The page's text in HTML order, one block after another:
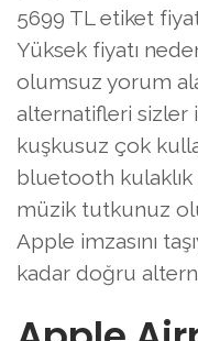
5699 TL etiket
Yüksek fiyatı
olumsuz yorum
alternatifleri sizler
kuşkusuz çok
bluetooth kulaklık
müzik tutkunuz
Apple imzasını
kadar doğru